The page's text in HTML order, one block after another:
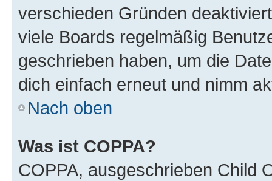
verschieden Gründen
viele Boards regelmäßig
geschrieben haben, um die
dich einfach erneut und nimm
Nach oben
Was ist COPPA?
COPPA, ausgeschrieben Child